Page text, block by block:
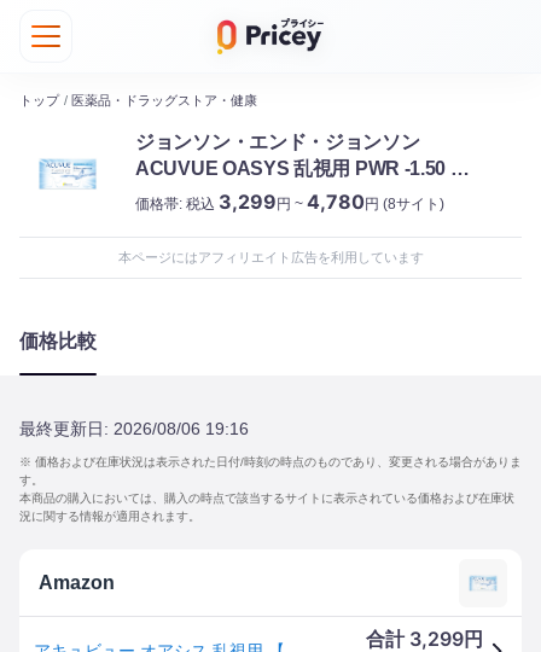
トップ / 医薬品・ドラッグストア・健康
ジョンソン・エンド・ジョンソン
ACUVUE OASYS 乱視用 PWR -1.50 乱
視度数 -1.75 乱視軸 180 2週間使い捨て
価格帯: 税込 3,299円 ~ 4,780円 (8サイト)
本ページにはアフィリエイト広告を利用しています
価格比較
最終更新日: 2026/08/06 19:16
※ 価格および在庫状況は表示された日付/時刻の時点のものであり、変更される場合がありま
す。
本商品の購入においては、購入の時点で該当するサイトに表示されている価格および在庫状
況に関する情報が適用されます。
Amazon
合計 3,299円